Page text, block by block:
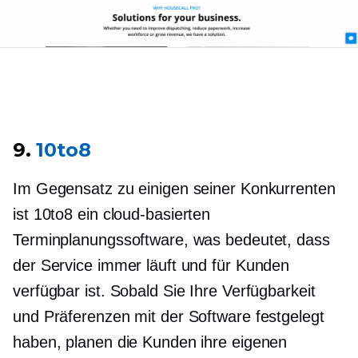
9.10to8
Im Gegensatz zu einigen seiner Konkurrenten
ist 10to8 ein cloud-basierten
Terminplanungssoftware, was bedeutet, dass
der Service immer läuft und für Kunden
verfügbar ist. Sobald Sie Ihre Verfügbarkeit
und Präferenzen mit der Software festgelegt
haben, planen die Kunden ihre eigenen